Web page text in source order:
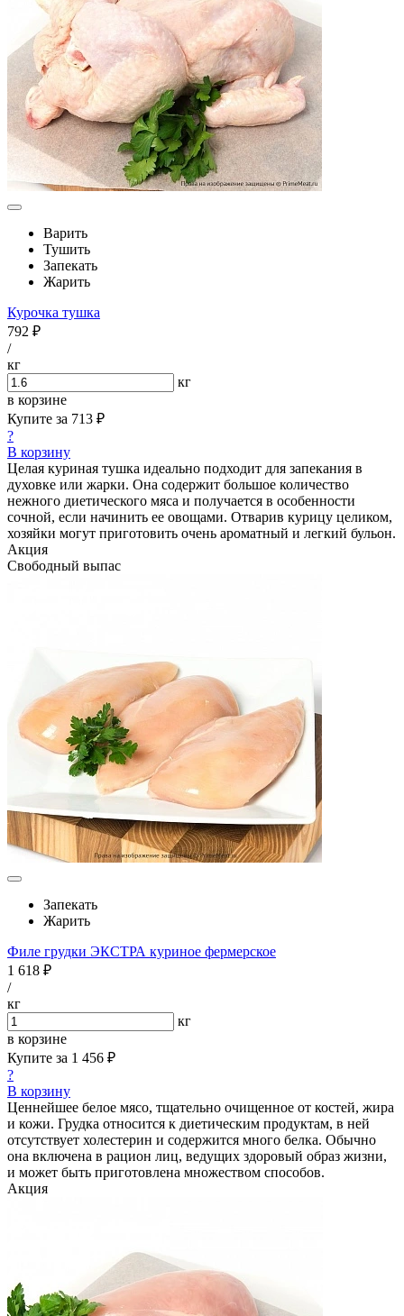
Варить
Тушить
Запекать
Жарить
Курочка тушка
792 ₽
/
кг
кг
в корзине
Купите за 713 ₽
?
В корзину
Целая куриная тушка идеально подходит для запекания в
духовке или жарки. Она содержит большое количество
нежного диетического мяса и получается в особенности
сочной, если начинить ее овощами. Отварив курицу целиком,
хозяйки могут приготовить очень ароматный и легкий бульон.
Акция
Свободный выпас
Запекать
Жарить
Филе грудки ЭКСТРА куриное фермерское
1 618 ₽
/
кг
кг
в корзине
Купите за 1 456 ₽
?
В корзину
Ценнейшее белое мясо, тщательно очищенное от костей, жира
и кожи. Грудка относится к диетическим продуктам, в ней
отсутствует холестерин и содержится много белка. Обычно
она включена в рацион лиц, ведущих здоровый образ жизни,
и может быть приготовлена множеством способов.
Акция